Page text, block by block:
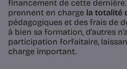
financement de cette
prennent en charge la totalité
pédagogiques et des frais de
à bien sa formation, d’autres
participation forfaitaire,
charge important.